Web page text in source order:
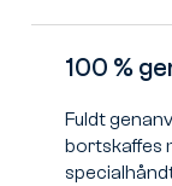
100 %
Fuldt
bortskaffes